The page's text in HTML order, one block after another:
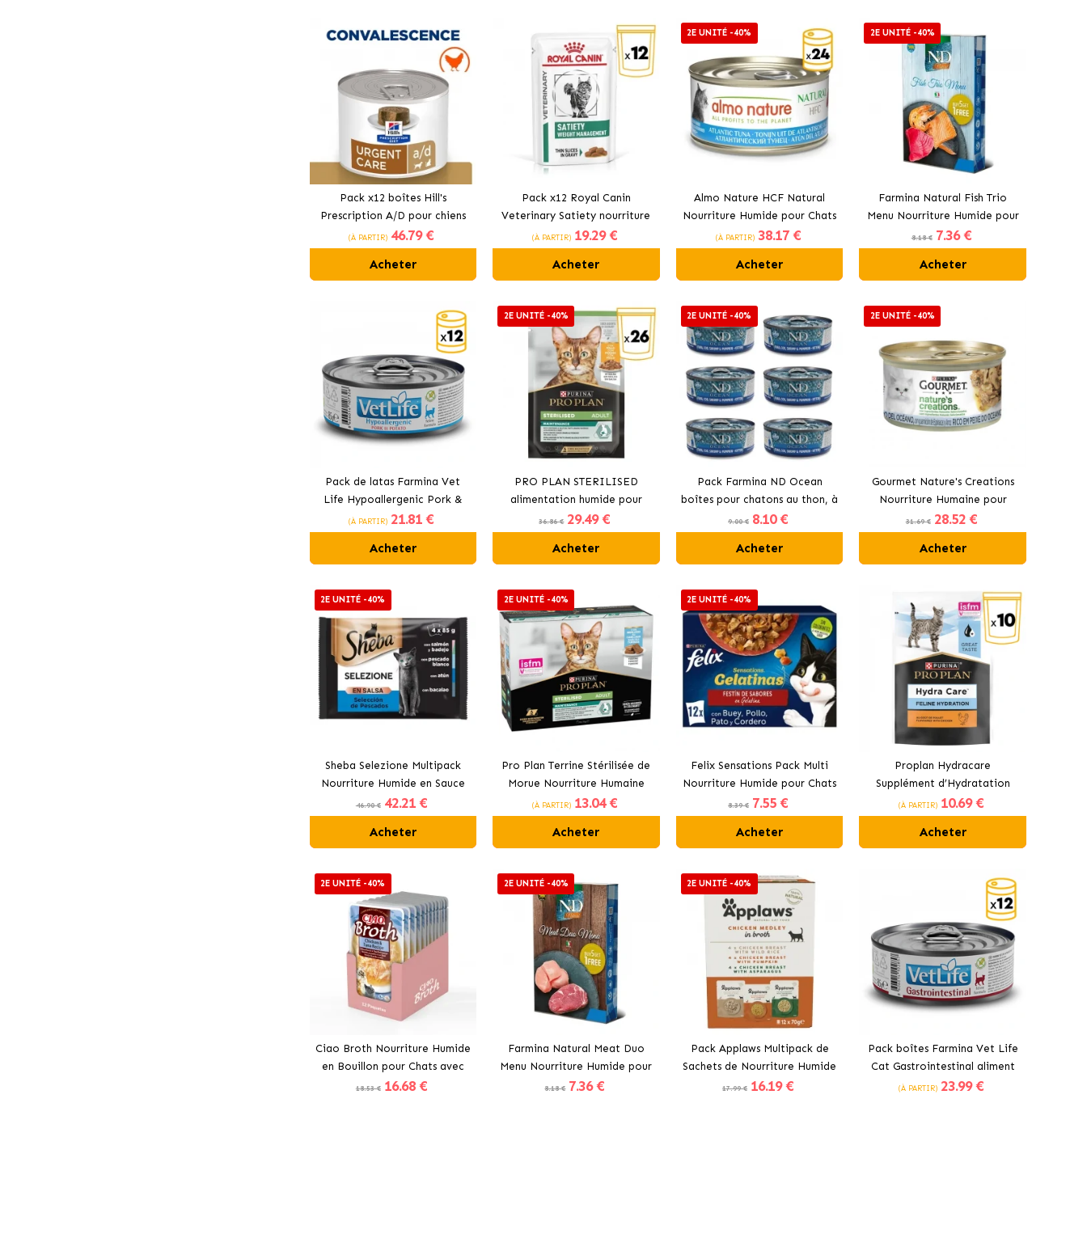
Pack x12 boîtes Hill's
Prescription A/D pour chiens
et chats
(À PARTIR) 46.79 €
Acheter
Pack x12 Royal Canin
Veterinary Satiety nourriture
humide pour chats
(À PARTIR) 19.29 €
Acheter
2E UNITÉ -40%
Almo Nature HCF Natural
Nourriture Humide pour Chats
au Thon de l'Atlantique
(À PARTIR) 38.17 €
Acheter
2E UNITÉ -40%
Farmina Natural Fish Trio
Menu Nourriture Humide pour
Chats
8.18 € 7.36 €
Acheter
Pack de latas Farmina Vet
Life Hypoallergenic Pork &
Potato para gato con Cerdo
(À PARTIR) 21.81 €
Acheter
2E UNITÉ -40%
PRO PLAN STERILISED
alimentation humide pour
chats au poulet
36.86 € 29.49 €
Acheter
2E UNITÉ -40%
Pack Farmina ND Ocean
boîtes pour chatons au thon, à
la morue, aux crevettes et à la
citrouille
9.00 € 8.10 €
Acheter
2E UNITÉ -40%
Gourmet Nature's Creations
Nourriture Humaine pour
Chats avec Poisson de Mer
31.69 € 28.52 €
Acheter
2E UNITÉ -40%
Sheba Selezione Multipack
Nourriture Humide en Sauce
pour Chats Sélection Poisson
46.90 € 42.21 €
Acheter
2E UNITÉ -40%
Pro Plan Terrine Stérilisée de
Morue Nourriture Humaine
pour Chats Stérilisés
(À PARTIR) 13.04 €
Acheter
2E UNITÉ -40%
Felix Sensations Pack Multi
Nourriture Humide pour Chats
en Gelée Sélection de Viandes
8.39 € 7.55 €
Acheter
Proplan Hydracare
Supplément d’Hydratation
pour Chats au Poulet
(À PARTIR) 10.69 €
Acheter
2E UNITÉ -40%
Ciao Broth Nourriture Humide
en Bouillon pour Chats avec
Poulet et Thon
18.53 € 16.68 €
2E UNITÉ -40%
Farmina Natural Meat Duo
Menu Nourriture Humide pour
Chats
8.18 € 7.36 €
2E UNITÉ -40%
Pack Applaws Multipack de
Sachets de Nourriture Humide
en Bouillon pour Chats au
17.99 € 16.19 €
Pack boîtes Farmina Vet Life
Cat Gastrointestinal aliment
humide pour chats au poulet
(À PARTIR) 23.99 €